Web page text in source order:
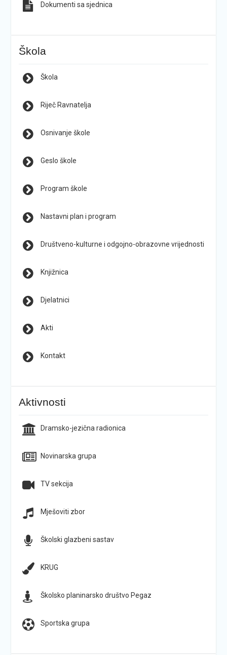
Dokumenti sa sjednica
Škola
Škola
Riječ Ravnatelja
Osnivanje škole
Geslo škole
Program škole
Nastavni plan i program
Društveno-kulturne i odgojno-obrazovne vrijednosti
Knjižnica
Djelatnici
Akti
Kontakt
Aktivnosti
Dramsko-jezična radionica
Novinarska grupa
TV sekcija
Mješoviti zbor
Školski glazbeni sastav
KRUG
Školsko planinarsko društvo Pegaz
Sportska grupa